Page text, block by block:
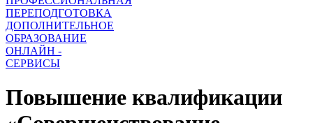
ПЕРЕПОДГОТОВКА
ДОПОЛНИТЕЛЬНОЕ
ОБРАЗОВАНИЕ
ОНЛАЙН -
СЕРВИСЫ
Повышение квалификации